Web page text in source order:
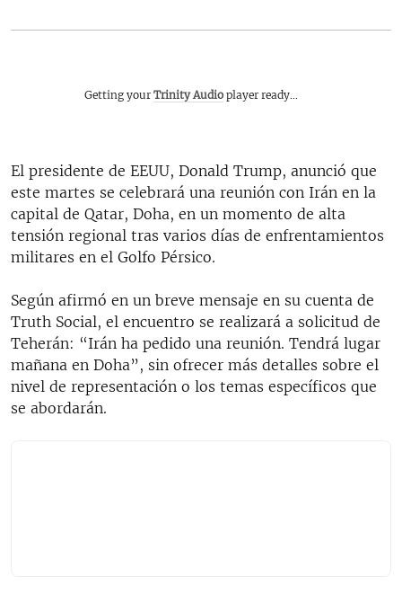
Getting yourTrinity Audio player ready...
El presidente de EEUU, Donald Trump, anunció que
este martes se celebrará una reunión con Irán en la
capital de Qatar, Doha, en un momento de alta
tensión regional tras varios días de enfrentamientos
militares en el Golfo Pérsico.
Según afirmó en un breve mensaje en su cuenta de
Truth Social, el encuentro se realizará a solicitud de
Teherán: “Irán ha pedido una reunión. Tendrá lugar
mañana en Doha”, sin ofrecer más detalles sobre el
nivel de representación o los temas específicos que
se abordarán.